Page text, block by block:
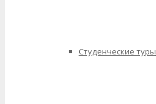
Студенческие туры